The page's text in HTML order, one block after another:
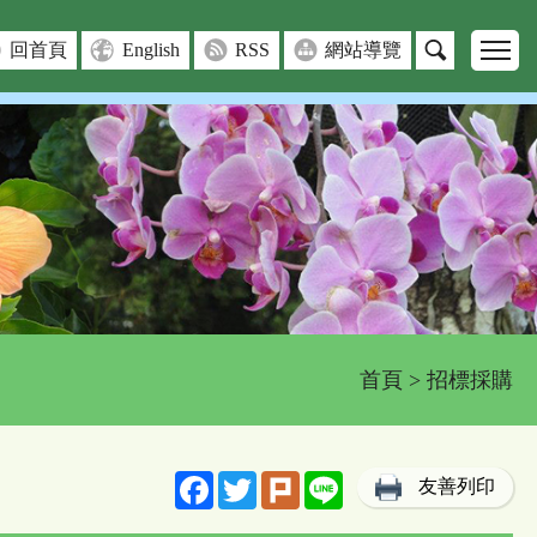
回首頁 English RSS 網站導覽
首頁 > 招標採購
FacebookTwitterPlurk Line 友善列印